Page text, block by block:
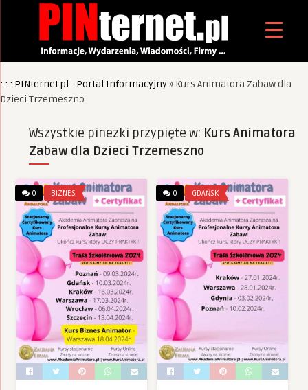
: : : PINternet.pl - Portal Informacyjny» Kurs Animatora Zabaw dla
Dzieci Trzemeszno
Wszystkie pinezki przypięte w: Kurs Animatora
Zabaw dla Dzieci Trzemeszno
0 BIZNES 0 GDAŃSK